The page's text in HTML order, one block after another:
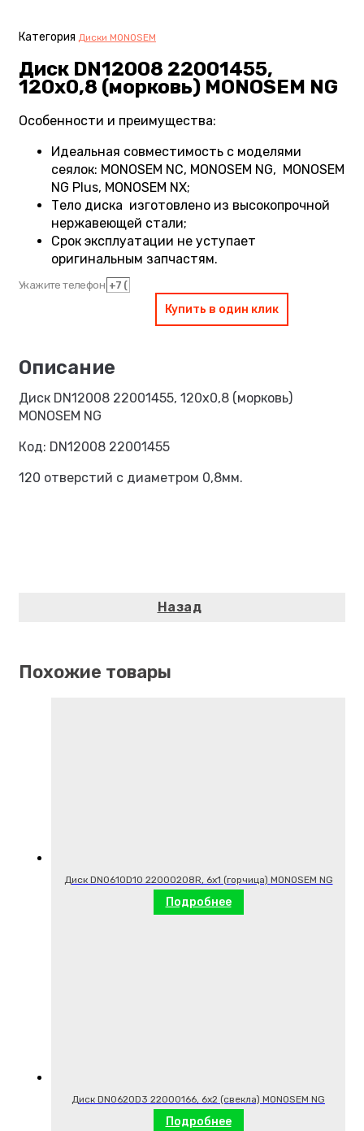
Категория Диски MONOSEM
Диск DN12008 22001455,
120х0,8 (морковь) MONOSEM NG
Особенности и преимущества:
Идеальная совместимость с моделями
сеялок: MONOSEM NC, MONOSEM NG, MONOSEM
NG Plus, MONOSEM NX;
Тело диска изготовлено из высокопрочной
нержавеющей стали;
Срок эксплуатации не уступает
оригинальным запчастям.
Укажите телефон
Купить в один клик
Диск DN12008 22001455, 120х0,8 (морковь)
MONOSEM NG
Код: DN12008 22001455
120 отверстий с диаметром 0,8мм.
Похожие товары
Диск DN0610D10 22000208R, 6х1 (горчица) MONOSEM NG
Подробнее
Диск DN0620D3 22000166, 6х2 (свекла) MONOSEM NG
Подробнее